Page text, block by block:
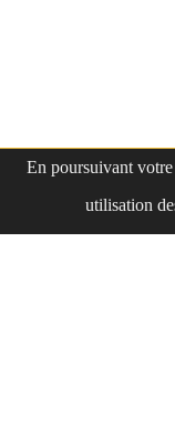
En poursuivant
utilisation